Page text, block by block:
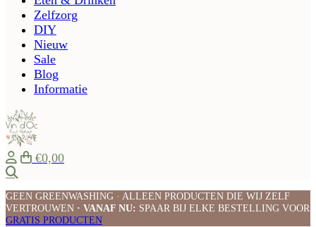
Zelfzorg
DIY
Nieuw
Sale
Blog
Informatie
€0,00
GEEN GREENWASHING · ALLEEN PRODUCTEN DIE WIJ ZELF
VERTROUWEN · VANAF NU: SPAAR BIJ ELKE BESTELLING VOOR
GRATIS PRODUCTEN